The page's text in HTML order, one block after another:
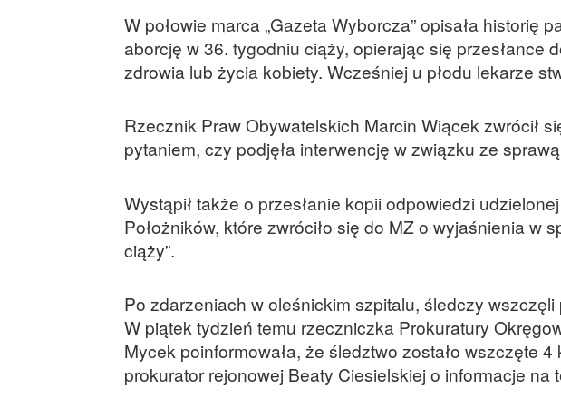
W połowie marca „Gazeta Wyborcza” opisała historię
aborcję w 36. tygodniu ciąży, opierając się przesłance
zdrowia lub życia kobiety. Wcześniej u płodu lekarze
Rzecznik Praw Obywatelskich Marcin Wiącek zwrócił
pytaniem, czy podjęła interwencję w związku ze
Wystąpił także o przesłanie kopii odpowiedzi
Położników, które zwróciło się do MZ o wyjaśnienia w
ciąży”.
Po zdarzeniach w oleśnickim szpitalu, śledczy
W piątek tydzień temu rzeczniczka Prokuratury
Mycek poinformowała, że śledztwo zostało wszczęte
prokurator rejonowej Beaty Ciesielskiej o informacje na